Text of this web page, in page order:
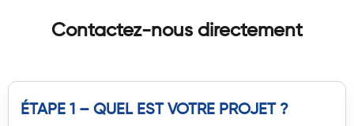
Contactez-nous directement
ÉTAPE 1 – QUEL EST VOTRE PROJET ?